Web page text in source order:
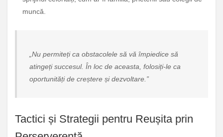
muncă.
„Nu permiteți ca obstacolele să vă împiedice să
atingeți succesul. În loc de aceasta, folosiți-le ca
oportunități de creștere și dezvoltare.”
Tactici și Strategii pentru Reușita prin